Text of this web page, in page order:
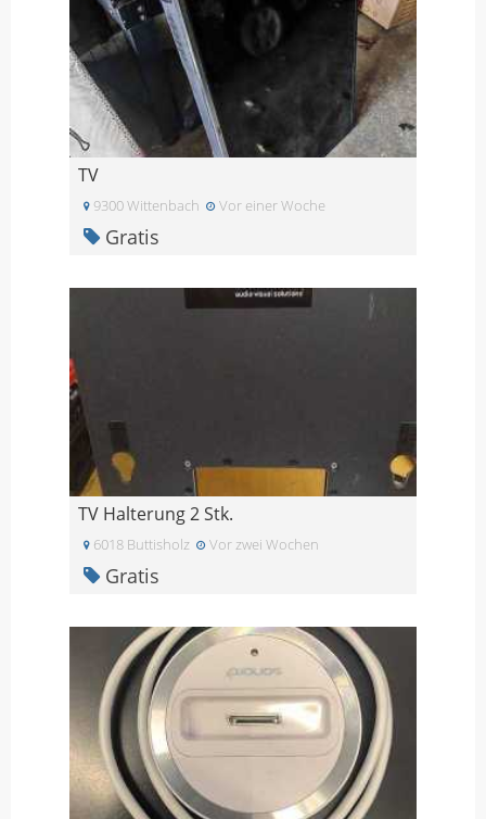
TV
9300 Wittenbach Vor einer Woche
Gratis
TV Halterung 2 Stk.
6018 Buttisholz Vor zwei Wochen
Gratis